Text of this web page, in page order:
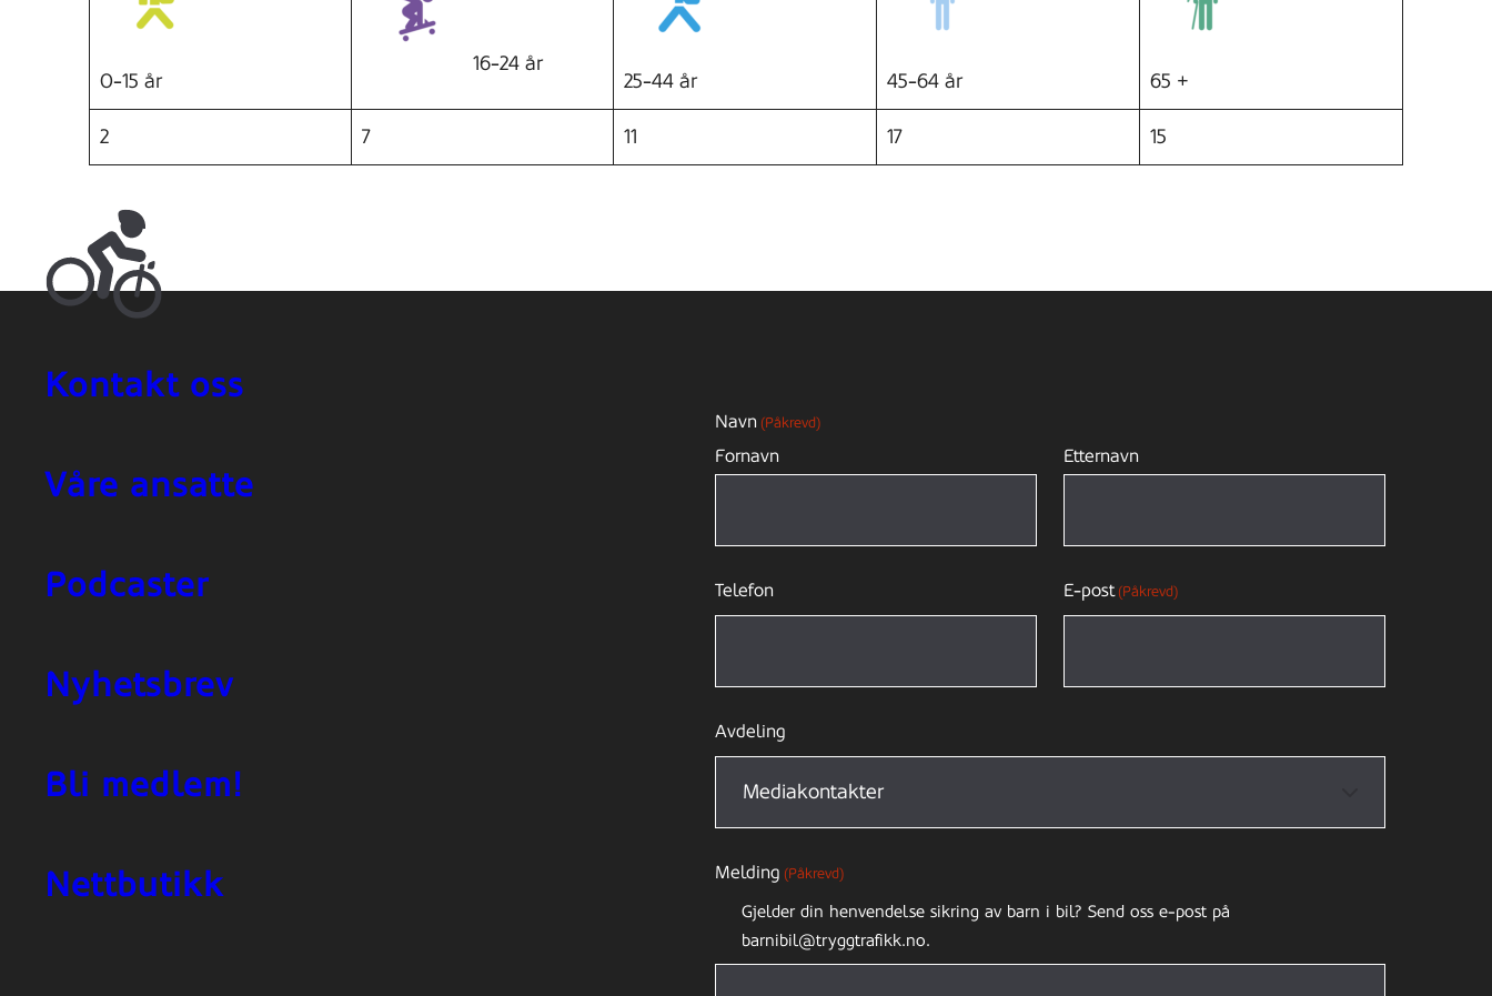
0-15 år
16-24 år
25-44 år
45-64 år 65 +
2 7 11 17 15
Kontakt oss
Våre ansatte
Podcaster
Nyhetsbrev
Bli medlem!
Nettbutikk
Navn (Påkrevd)
Fornavn Etternavn
Telefon E-post (Påkrevd)
Avdeling
Melding (Påkrevd)
Gjelder din henvendelse sikring av barn i bil? Send oss e-post på
barnibil@tryggtrafikk.no.